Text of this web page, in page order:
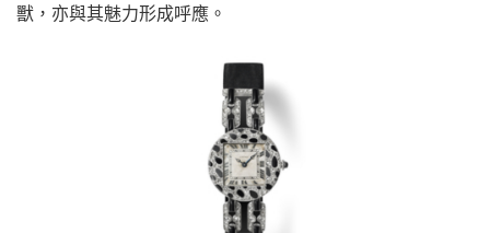
獸，亦與其魅力形成呼應。